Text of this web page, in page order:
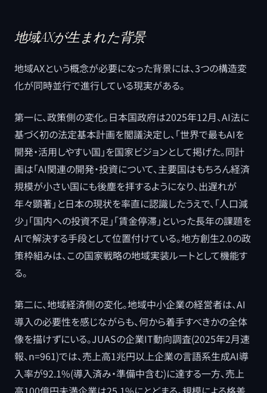
地域AXが生まれた背景
地域AXという概念が必要になった背景には、3つの構造変
化が同時並行で進行している現実がある。
第一に、政策側の変化。日本国政府は2025年12月、AI法に
基づく初の法定基本計画を閣議決定し、「世界で最もAIを
開発・活用しやすい国」を国家ビジョンとして掲げた。同計
画は「AI関連の開発・投資について、主要国はもちろん経済
規模が小さい国にも後塵を拝するようになり、出遅れが
年々顕著」と日本の現状を率直に認識したうえで、「人口減
少」「国内への投資不足」「賃金停滞」といった長年の課題を
AIで解決する手段として位置付けている。地方創生2.0の政
策枠組みは、この国家戦略の地域実装ルートとして機能す
る。
第二に、地域経済側の変化。地域中小企業の経営者は、AI
導入の必要性を感じながらも、何から着手すべきかの全体
像を描けずにいる。JUASの企業IT動向調査(2025年2月速
報、n=961)では、売上高1兆円以上企業の言語系生成AI導
入率が92.1%(導入済み・準備中含む)に達する一方、売上